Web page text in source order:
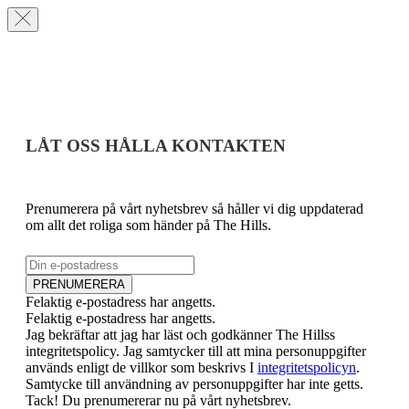
LÅT OSS HÅLLA KONTAKTEN
Prenumerera på vårt nyhetsbrev så håller vi dig uppdaterad
om allt det roliga som händer på The Hills.
E-post
PRENUMERERA
Felaktig e-postadress har angetts.
Felaktig e-postadress har angetts.
Jag bekräftar att jag har läst och godkänner The Hillss
integritetspolicy. Jag samtycker till att mina personuppgifter
används enligt de villkor som beskrivs I integritetspolicyn.
Samtycke till användning av personuppgifter har inte getts.
Tack! Du prenumererar nu på vårt nyhetsbrev.